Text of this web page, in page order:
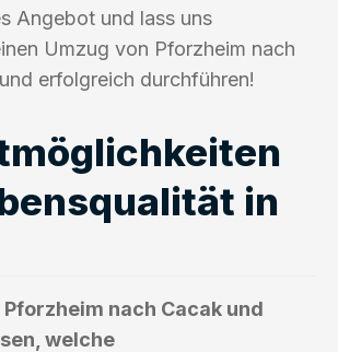
Angebot und lass uns
Umzug von Pforzheim nach
erfolgreich durchführen!
in
nach Cacak und
welche